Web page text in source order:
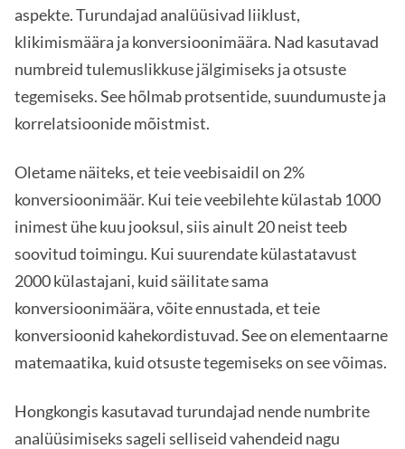
aspekte. Turundajad analüüsivad liiklust,
klikimismäära ja konversioonimäära. Nad kasutavad
numbreid tulemuslikkuse jälgimiseks ja otsuste
tegemiseks. See hõlmab protsentide, suundumuste ja
korrelatsioonide mõistmist.
Oletame näiteks, et teie veebisaidil on 2%
konversioonimäär. Kui teie veebilehte külastab 1000
inimest ühe kuu jooksul, siis ainult 20 neist teeb
soovitud toimingu. Kui suurendate külastatavust
2000 külastajani, kuid säilitate sama
konversioonimäära, võite ennustada, et teie
konversioonid kahekordistuvad. See on elementaarne
matemaatika, kuid otsuste tegemiseks on see võimas.
Hongkongis kasutavad turundajad nende numbrite
analüüsimiseks sageli selliseid vahendeid nagu